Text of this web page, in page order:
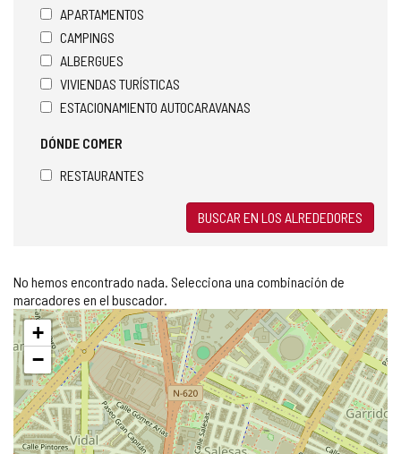
APARTAMENTOS
CAMPINGS
ALBERGUES
VIVIENDAS TURÍSTICAS
ESTACIONAMIENTO AUTOCARAVANAS
DÓNDE COMER
RESTAURANTES
BUSCAR EN LOS ALREDEDORES
No hemos encontrado nada. Selecciona una combinación de
marcadores en el buscador.
Saltar
mapa
+
−